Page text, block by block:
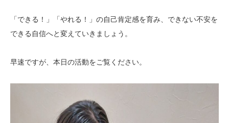
「できる！」「やれる！」の自己肯定感を育み、できない不安を
できる自信へと変えていきましょう。
早速ですが、本日の活動をご覧ください。